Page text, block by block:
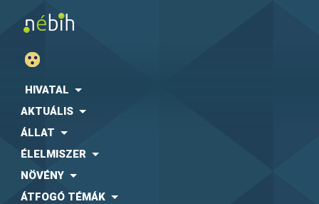
HIVATAL
AKTUÁLIS
ÁLLAT
ÉLELMISZER
NÖVÉNY
ÁTFOGÓ TÉMÁK